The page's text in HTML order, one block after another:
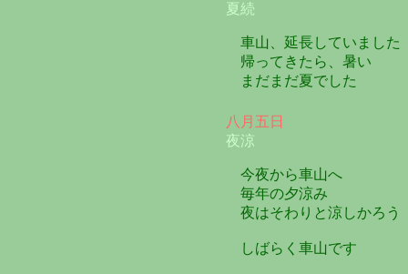
夏続
車山、延長していました
帰ってきたら、暑い
まだまだ夏でした
八月五日
夜涼
今夜から車山へ
毎年の夕涼み
夜はそわりと涼しかろう
しばらく車山です